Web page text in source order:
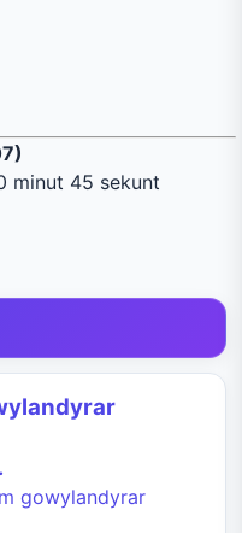
minut 45 sekunt
gowylandyrar